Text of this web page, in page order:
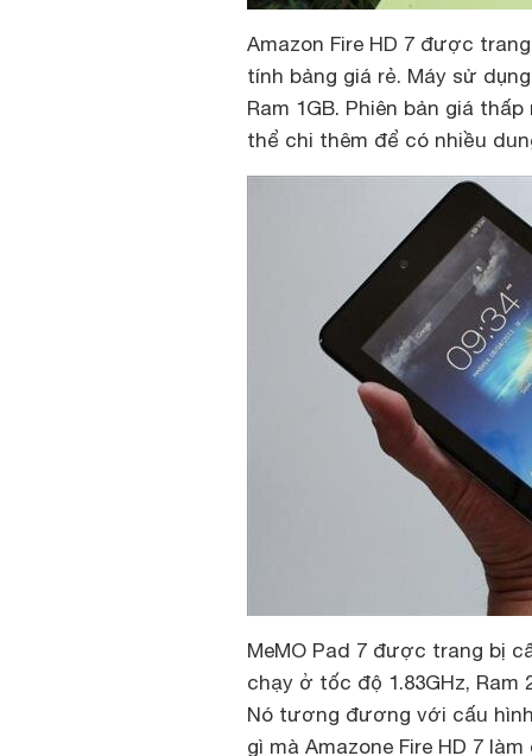
Amazon Fire HD 7 được
tính bảng giá rẻ. Máy sử
Ram 1GB. Phiên bản giá
thể chi thêm để có nhiều
MeMO Pad 7 được trang bị
chạy ở tốc độ 1.83GHz, Ram
Nó tương đương với cấu
gì mà Amazone Fire HD 7